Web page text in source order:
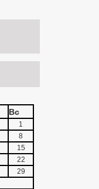
Вс
1
8
15
22
29